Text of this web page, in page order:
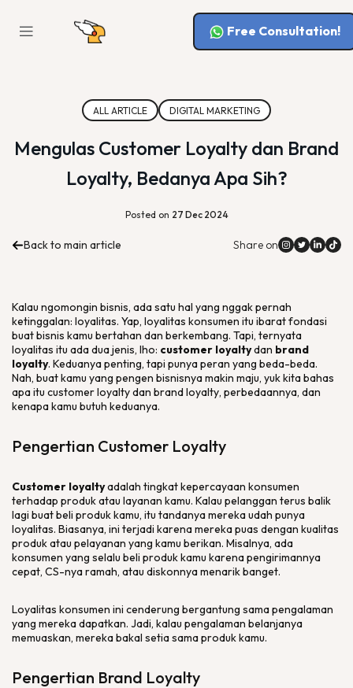
Free Consultation!
ALL ARTICLE DIGITAL MARKETING
Mengulas Customer Loyalty dan Brand
Loyalty, Bedanya Apa Sih?
Posted on 27 Dec 2024
Back to main article Share on
Kalau ngomongin bisnis, ada satu hal yang nggak pernah
ketinggalan: loyalitas. Yap, loyalitas konsumen itu ibarat fondasi
buat bisnis kamu bertahan dan berkembang. Tapi, ternyata
loyalitas itu ada dua jenis, lho: customer loyaltydan brand
loyalty. Keduanya penting, tapi punya peran yang beda-beda.
Nah, buat kamu yang pengen bisnisnya makin maju, yuk kita bahas
apa itu customer loyaltydan brand loyalty, perbedaannya, dan
kenapa kamu butuh keduanya.
Pengertian Customer Loyalty
Customer loyaltyadalah tingkat kepercayaan konsumen
terhadap produk atau layanan kamu. Kalau pelanggan terus balik
lagi buat beli produk kamu, itu tandanya mereka udah punya
loyalitas. Biasanya, ini terjadi karena mereka puas dengan kualitas
produk atau pelayanan yang kamu berikan. Misalnya, ada
konsumen yang selalu beli produk kamu karena pengirimannya
cepat, CS-nya ramah, atau diskonnya menarik banget.
Loyalitas konsumen ini cenderung bergantung sama pengalaman
yang mereka dapatkan. Jadi, kalau pengalaman belanjanya
memuaskan, mereka bakal setia sama produk kamu.
Pengertian Brand Loyalty